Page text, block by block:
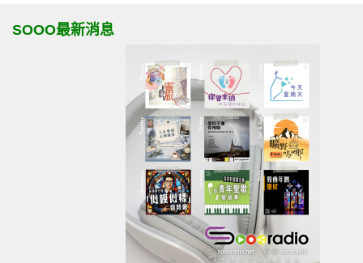
SOOO最新消息